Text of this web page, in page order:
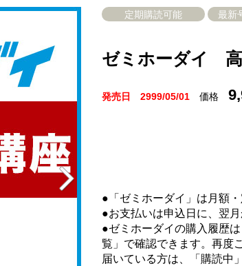
定期購読可能 最新
ゼミホーダイ 高
発売日 2999/05/01 価格
●「ゼミホーダイ」は月額
●お支払いは申込日に、翌
●ゼミホーダイの購入履歴
覧」で確認できます。再度
届いている方は、「購読中